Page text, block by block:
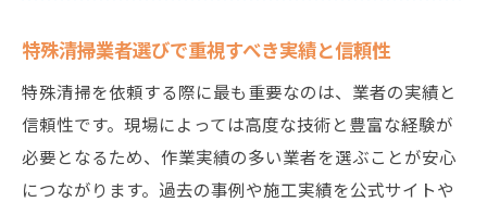
特殊清掃業者選びで重視すべき実績と信頼性
特殊清掃を依頼する際に最も重要なのは、業者の実績と
信頼性です。現場によっては高度な技術と豊富な経験が
必要となるため、作業実績の多い業者を選ぶことが安心
につながります。過去の事例や施工実績を公式サイトや